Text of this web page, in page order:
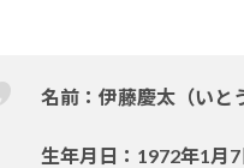
名前：伊藤慶太（いと
生年月日：1972年1月7